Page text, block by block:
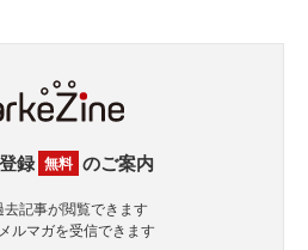
録 無料 のご案内
去記事が閲覧できます
ルマガを受信できます